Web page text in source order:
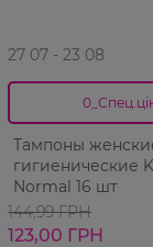
27 07 - 23 08
Тампоны
гигиенические
Normal 16 шт
144,99 ГРН
123,00 ГРН